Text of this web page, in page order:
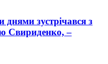
днями зустрічався з
Свириденко, –